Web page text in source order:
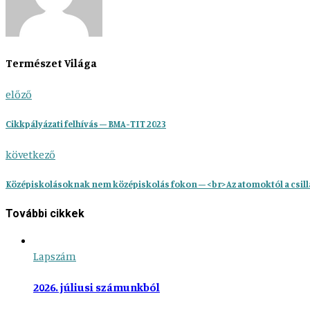
Természet Világa
előző
Cikkpályázati felhívás – BMA-TIT 2023
következő
Középiskolásoknak nem középiskolás fokon – <br>Az atomoktól a
További cikkek
Lapszám
2026. júliusi számunkból